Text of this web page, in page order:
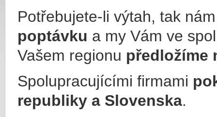
Potřebujete-li výtah, tak
poptávku a my Vám ve
Vašem regionu předložíme
Spolupracujícími firmami
republiky a Slovenska.